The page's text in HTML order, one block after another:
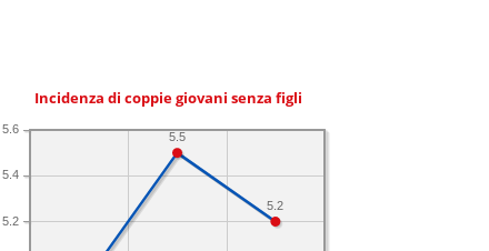
Incidenza di coppie giovani senza figli
5.2
5.4
5.6
5.2
5.5